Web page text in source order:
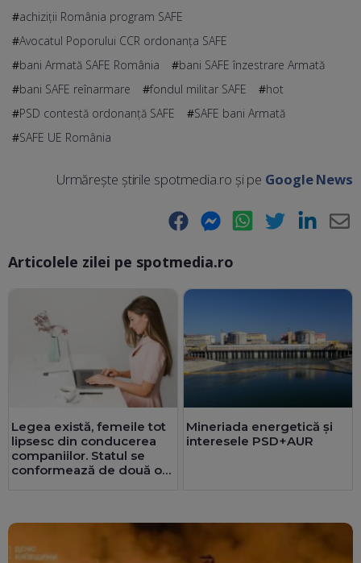
achiziții România program SAFE
Avocatul Poporului CCR ordonanţa SAFE
bani Armată SAFE România
bani SAFE înzestrare Armată
bani SAFE reînarmare
fondul militar SAFE
hot
PSD contestă ordonanţă SAFE
SAFE bani Armată
SAFE UE România
Urmărește știrile spotmedia.ro și pe Google News
Facebook Messenger WhatsApp Twitter LinkedIn
Articolele zilei pe spotmedia.ro
Legea există, femeile tot
lipsesc din conducerea
companiilor. Statul se
conformează de două ori
Mineriada energetică și
interesele PSD+AUR